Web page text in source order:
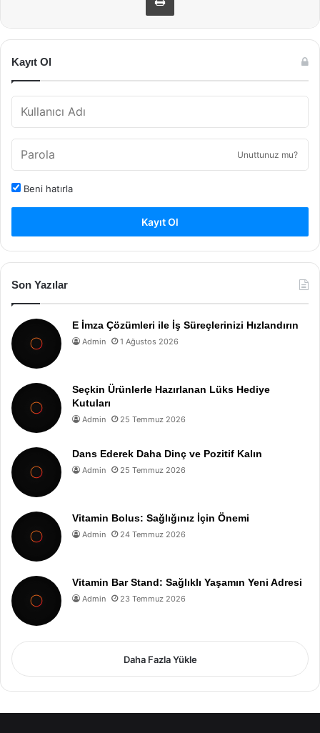
Kayıt Ol
Unuttunuz mu?
Beni hatırla
Kayıt Ol
Son Yazılar
E İmza Çözümleri ile İş Süreçlerinizi Hızlandırın
Admin 1 Ağustos 2026
Seçkin Ürünlerle Hazırlanan Lüks Hediye
Kutuları
Admin 25 Temmuz 2026
Dans Ederek Daha Dinç ve Pozitif Kalın
Admin 25 Temmuz 2026
Vitamin Bolus: Sağlığınız İçin Önemi
Admin 24 Temmuz 2026
Vitamin Bar Stand: Sağlıklı Yaşamın Yeni Adresi
Admin 23 Temmuz 2026
Daha Fazla Yükle